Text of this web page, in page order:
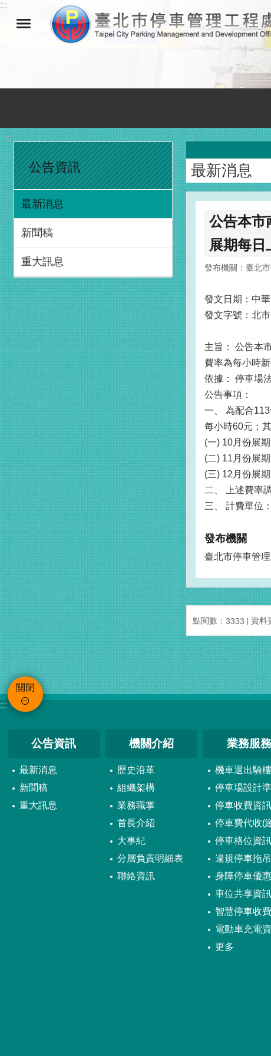
跳到主要內容區塊
:::
:::
公告資訊
最新消息
新聞稿
重大訊息
:::
最新消息
公告本市
展期每日
發布機關：臺北
發文日期：中
發文字號：北
主旨： 公告本
費率為每小時
依據： 停車場
公告事項：
一、 為配合
每小時60元；
(一) 10月份展
(二) 11月份展
(三) 12月份展
二、 上述費率
三、 計費單位
發布機關
臺北市停車管
點閱數： 3333 資料
關閉
:::
公告資訊
最新消息
新聞稿
重大訊息
機關介紹
歷史沿革
組織架構
業務職掌
首長介紹
大事紀
分層負責明細表
聯絡資訊
業務服務
機車退出騎樓
停車場設計
停車收費資訊
停車費代收(
停車格位資訊
違規停車拖
身障停車優惠
車位共享資訊
智慧停車收
電動車充電
更多